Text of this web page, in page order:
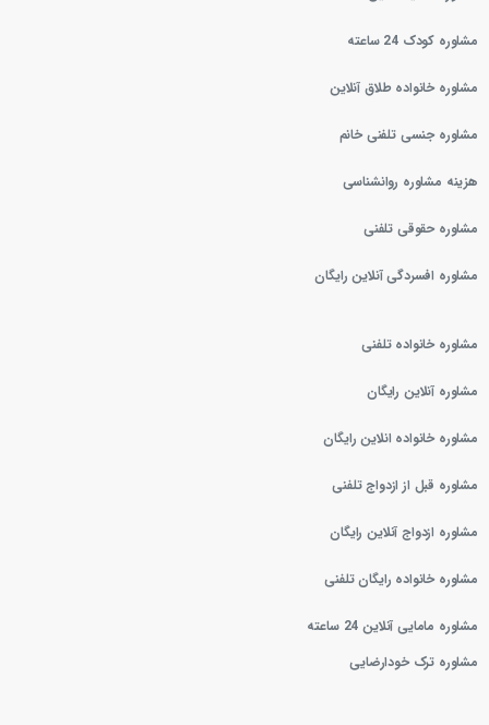
مشاوره کودک 24 ساعته
مشاوره خانواده طلاق آنلاین
مشاوره جنسی تلفنی خانم
هزینه مشاوره روانشناسی
مشاوره حقوقی تلفنی
مشاوره افسردگی آنلاین رایگان
مشاوره خانواده تلفنی
مشاوره آنلاین رایگان
مشاوره خانواده انلاین رایگان
مشاوره قبل از ازدواج تلفنی
مشاوره ازدواج آنلاین رایگان
مشاوره خانواده رایگان تلفنی
مشاوره مامایی آنلاین 24 ساعته
مشاوره ترک خودارضایی